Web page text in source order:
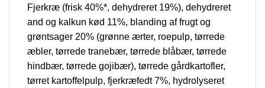
Fjerkræ (frisk 40%*, dehydreret 19%), dehydreret
and og kalkun kød 11%, blanding af frugt og
grøntsager 20% (grønne ærter, roepulp, tørrede
æbler, tørrede tranebær, tørrede blåbær, tørrede
hindbær, tørrede gojibær), tørrede gårdkartofler,
tørret kartoffelpulp, fjerkræfedt 7%, hydrolyseret